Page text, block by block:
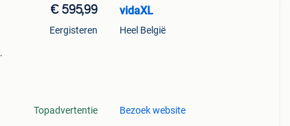
€ 595,99
Eergisteren
Topadvertentie
vidaXL
Heel België
Bezoek website